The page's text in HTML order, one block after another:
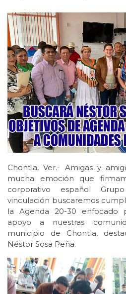
Chontla, Ver.- Amigas y
mucha emoción que
corporativo español
vinculación buscaremos
la Agenda 20-30 enfocado
apoyo a nuestras
municipio de Chontla,
Néstor Sosa Peña.